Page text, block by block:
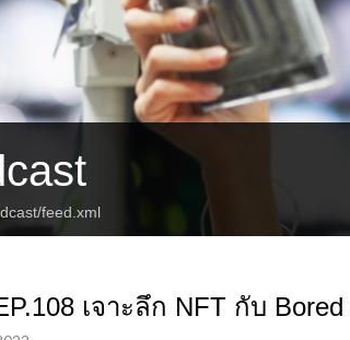
feed.xml
เจาะลึก NFT กับ